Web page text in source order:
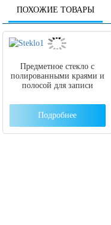
ПОХОЖИЕ ТОВАРЫ
Предметное стекло с
полированными краями и
полосой для записи
Подробнее